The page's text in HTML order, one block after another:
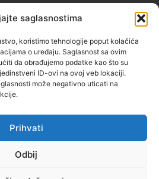
saglasnostima
koristimo tehnologije poput kolačića
o uređaju. Saglasnost sa ovim
da obrađujemo podatke kao što su
ID-ovi na ovoj veb lokaciji.
može negativno uticati na
Prihvati
Odbij
3. SPRAT), 72000 ZENICA